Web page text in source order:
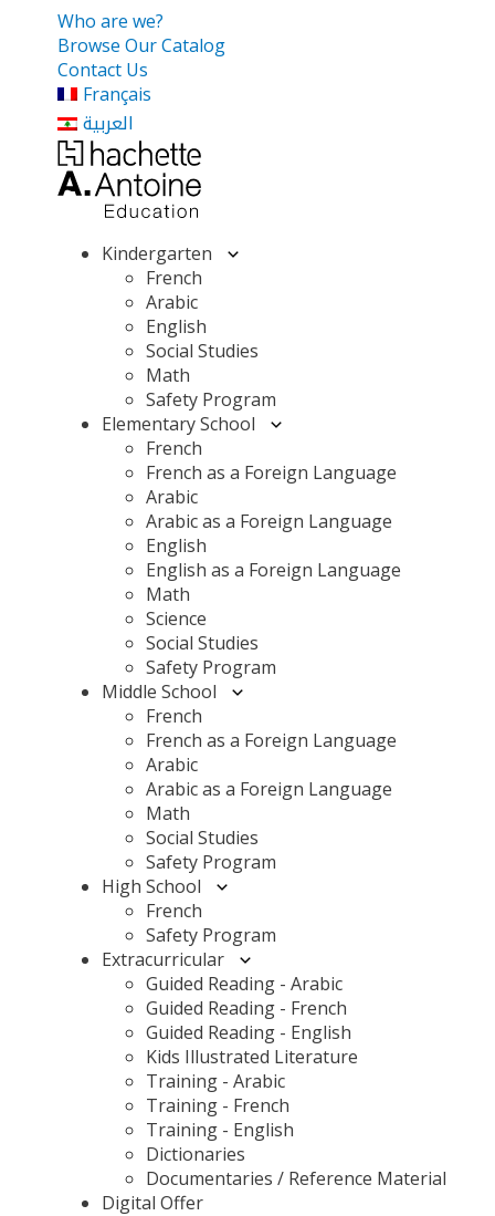
Who are we?
Browse Our Catalog
Contact Us
Français
العربية
Kindergarten
French
Arabic
English
Social Studies
Math
Safety Program
Elementary School
French
French as a Foreign Language
Arabic
Arabic as a Foreign Language
English
English as a Foreign Language
Math
Science
Social Studies
Safety Program
Middle School
French
French as a Foreign Language
Arabic
Arabic as a Foreign Language
Math
Social Studies
Safety Program
High School
French
Safety Program
Extracurricular
Guided Reading - Arabic
Guided Reading - French
Guided Reading - English
Kids Illustrated Literature
Training - Arabic
Training - French
Training - English
Dictionaries
Documentaries / Reference Material
Digital Offer